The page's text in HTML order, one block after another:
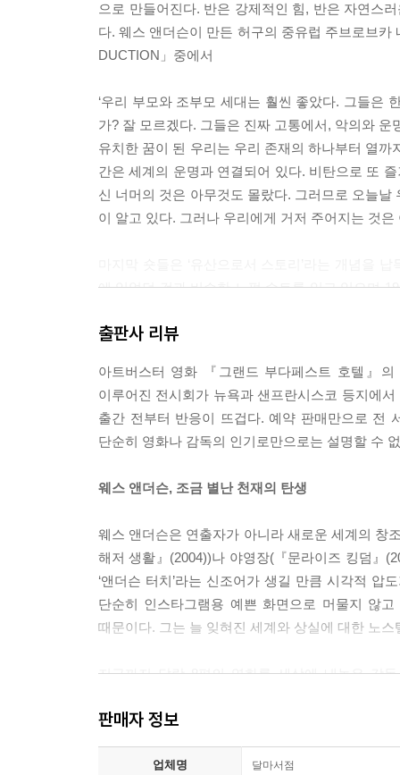
으로 만들어진다. 반은 강제적인 힘, 반은 자연스
다. 웨스 앤더슨이 만든 허구의 중유럽 주브로브
DUCTION」중에서
‘우리 부모와 조부모 세대는 훨씬 좋았다. 그들은
가? 잘 모르겠다. 그들은 진짜 고통에서, 악의와
유치한 꿈이 된 우리는 우리 존재의 하나부터 열
간은 세계의 운명과 연결되어 있다. 비탄으로 또
신 너머의 것은 아무것도 몰랐다. 그러므로 오늘
이 알고 있다. 그러나 우리에게 거저 주어지는 것
에 입었던 것과 비슷한 노퍽 슈트를 입고 있으며
겨진다. --?「CRITICAL ESSAY」중에서
물론 웨스 앤더슨에게 ‘초안 같은 것’은 다른 감
전혀 없었다. 완성작 같았다. 여러 겹으로 중첩된
에 비해 어찌나 복잡해 보이는지 딱 한 번만 보고
A : 아뇨, 그럴 의향이 있습니다.
섭하나요?
A : [긴 침묵] 신이 간섭합니다. ---「웨스 앤더슨 :
츠바이크의 알프스 별장과 그랜드 부다페스트 호
양하고 자신의 과거를 전하는 데 열중한 츠바이크,
부다페스트는 츠바이크의 알프스 별장이고 오스
다.
출판사 리뷰
아트버스터 영화 『그랜드 부다페스트 호텔』
이루어진 전시회가 뉴욕과 샌프란시스코 등지에
출간 전부터 반응이 뜨겁다. 예약 판매만으로 전
단순히 영화나 감독의 인기로만으로는 설명할 수
웨스 앤더슨, 조금 별난 천재의 탄생
웨스 앤더슨은 연출자가 아니라 새로운 세계의 창
해저 생활』(2004))나 야영장(『문라이즈 킹덤』
‘앤더슨 터치’라는 신조어가 생길 만큼 시각적
단순히 인스타그램용 예쁜 화면으로 머물지 않
때문이다. 그는 늘 잊혀진 세계와 상실에 대한 노
지금까지 달랑 8편의 영화를 세상에 내놓은 감
키에 깡마른 몸, 헐렁하게 걸친 셔츠를 바지에
실제로 『로얄 테넌바움』에서 함께 작업했던 배
1969년생이다).
판매자 정보
업체명 달마서점